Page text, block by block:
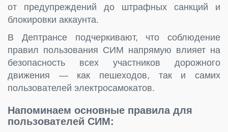
от предупреждений до штрафных санкций и
блокировки аккаунта.
В Дептрансе подчеркивают, что соблюдение
правил пользования СИМ напрямую влияет на
безопасность всех участников дорожного
движения — как пешеходов, так и самих
пользователей электросамокатов.
Напоминаем основные правила для
пользователей СИМ: